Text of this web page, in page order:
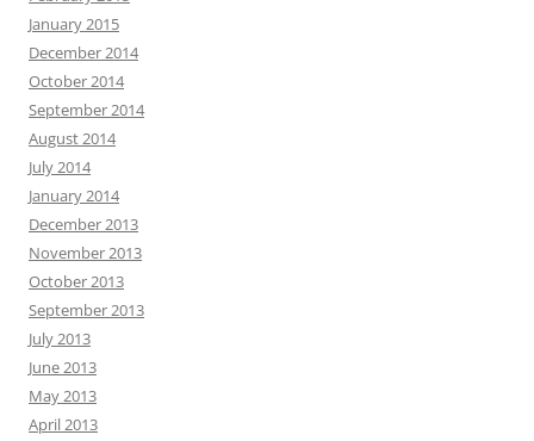
January 2015
December 2014
October 2014
September 2014
August 2014
July 2014
January 2014
December 2013
November 2013
October 2013
September 2013
July 2013
June 2013
May 2013
April 2013